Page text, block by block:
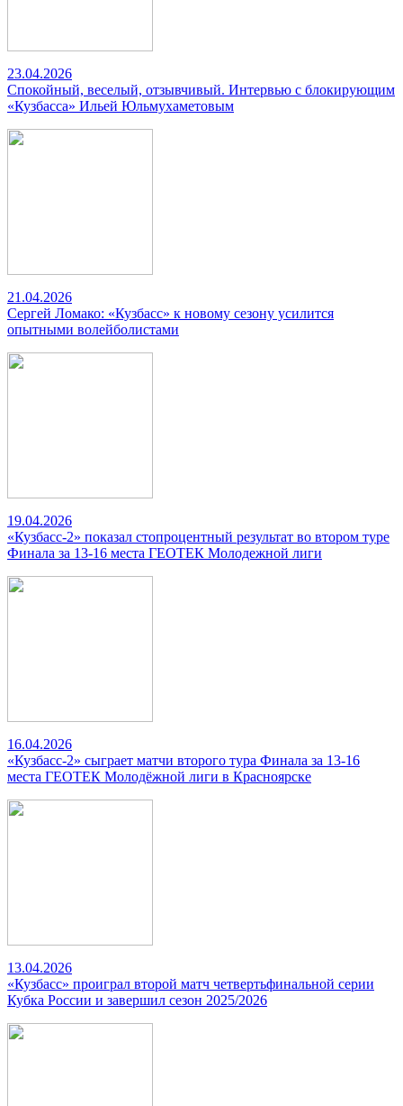
23.04.2026
Спокойный, веселый, отзывчивый. Интервью с блокирующим
«Кузбасса» Ильей Юльмухаметовым
21.04.2026
Сергей Ломако: «Кузбасс» к новому сезону усилится
опытными волейболистами
19.04.2026
«Кузбасс-2» показал стопроцентный результат во втором туре
Финала за 13-16 места ГЕОТЕК Молодежной лиги
16.04.2026
«Кузбасс-2» сыграет матчи второго тура Финала за 13-16
места ГЕОТЕК Молодёжной лиги в Красноярске
13.04.2026
«Кузбасс» проиграл второй матч четвертьфинальной серии
Кубка России и завершил сезон 2025/2026